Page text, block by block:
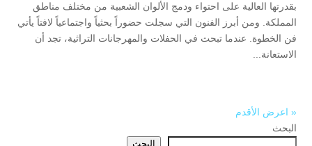
بقدرتها العالية على احتواء ودمج الألوان الشعبية من مختلف مناطق
المملكة. ومن أبرز الفنون التي سجلت حضوراً بحثياً واجتماعياً لافتاً يأتي
فن الخطوة. عندما تبحث في الحفلات والمهرجانات التراثية، تجد أن
الاستعانة...
« اعرض الأقدم
البحث
البحث